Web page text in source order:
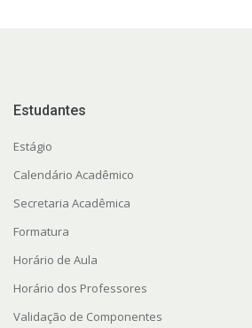
Estudantes
Estágio
Calendário Acadêmico
Secretaria Acadêmica
Formatura
Horário de Aula
Horário dos Professores
Validação de Componentes